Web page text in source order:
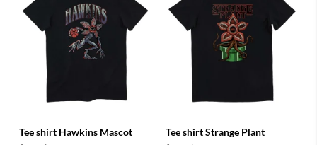
Tee shirt Hawkins Mascot Tee shirt Strange Plant